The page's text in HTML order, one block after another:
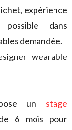
expérience
dans
demandée.
wearable
un stage
6 mois pour